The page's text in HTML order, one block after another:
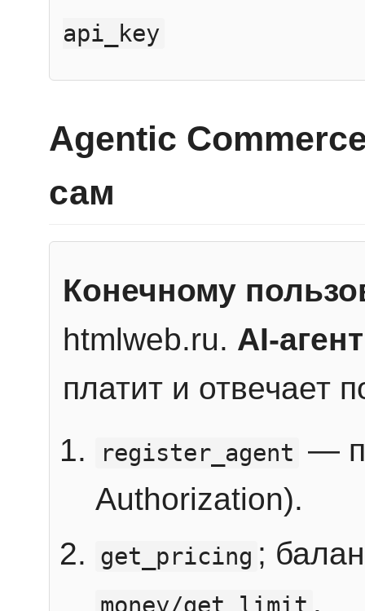
api_key
Agentic
сам
Конечному
htmlweb.ru. AI-агент
платит и отвечает
register_agent —
Authorization).
get_pricing ;
.